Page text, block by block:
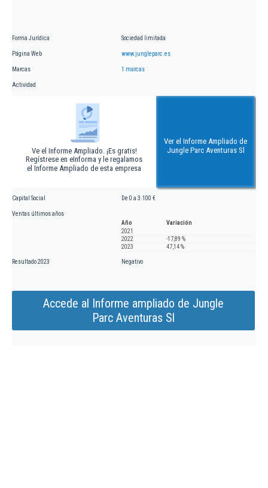
Forma Jurídica Sociedad limitada
Página Web www.jungleparc.es
Marcas 1 marcas
Actividad
Ve el Informe Ampliado. ¡Es gratis!
Regístrese en eInforma y le regalamos
el Informe Ampliado de esta empresa
Ver el Informe Ampliado de
Jungle Parc Aventuras Sl
Capital Social De 0 a 3.100 €
Ventas últimos años
Año
Variación
2021
2022
-17,89 %
2023
47,14 %
Resultado 2023 Negativo
Accede al Informe ampliado de Jungle
Parc Aventuras Sl